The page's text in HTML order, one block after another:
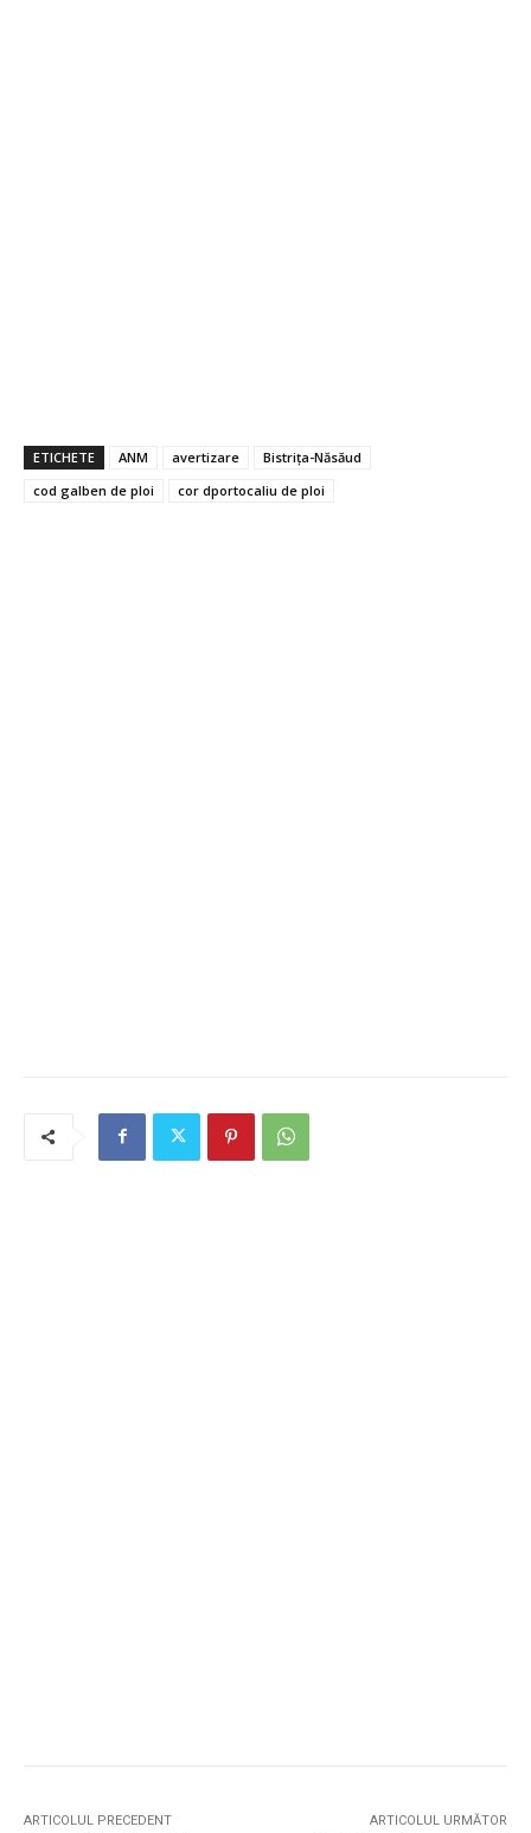
ETICHETE ANM avertizare
Bistrița-Năsăud
cod galben de ploi
cor dportocaliu de ploi
ARTICOLUL PRECEDENT ARTICOLUL URMĂTOR